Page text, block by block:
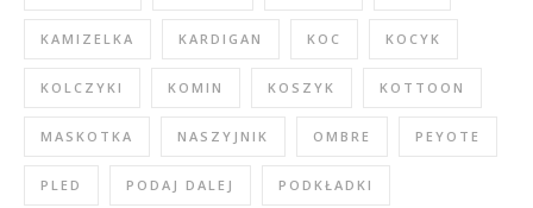
KAMIZELKA KARDIGAN KOC KOCYK
KOLCZYKI KOMIN KOSZYK KOTTOON
MASKOTKA NASZYJNIK OMBRE PEYOTE
PLED PODAJ DALEJ PODKŁADKI